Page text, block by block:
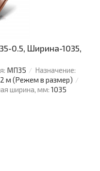
0.5, Ширина-1035,
МП35
Назначение:
м (Режем в размер)
ширина, мм: 1035